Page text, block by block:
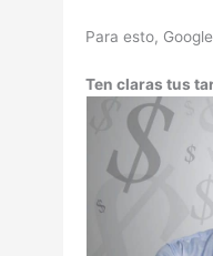
Para esto,
Ten claras tus